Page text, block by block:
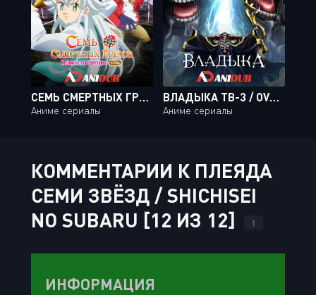
СЕМЬ СМЕРТНЫХ ГРЕХОВ: НЕДОВОЛЬСТВО ЭДИНБУРГА / NANATSU NO TAIZAI: ENSA NO EDINBURGH [02 ИЗ 02]
Аниме сериалы
ВЛАДЫКА ТВ-3 / OVERLORD TV-3 [13 ИЗ 13]
Аниме сериалы
КОММЕНТАРИИ К ПЛЕЯДА
СЕМИ ЗВЁЗД / SHICHISEI
NO SUBARU [12 ИЗ 12]
1
ИНФОРМАЦИЯ